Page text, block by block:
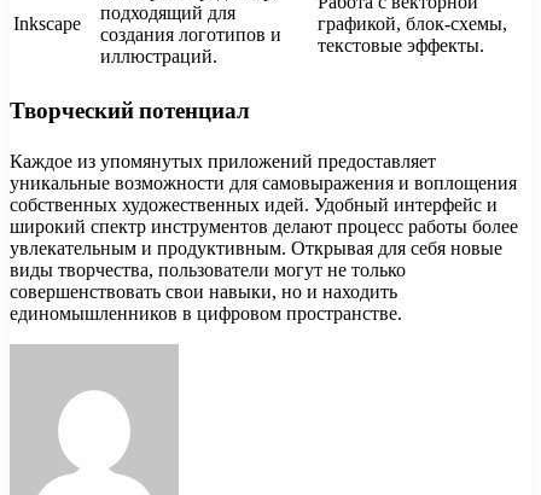
Inkscape
подходящий для
создания логотипов и
иллюстраций.
графикой, блок-схемы,
текстовые эффекты.
Творческий потенциал
Каждое из упомянутых приложений предоставляет
уникальные возможности для самовыражения и воплощения
собственных художественных идей. Удобный интерфейс и
широкий спектр инструментов делают процесс работы более
увлекательным и продуктивным. Открывая для себя новые
виды творчества, пользователи могут не только
совершенствовать свои навыки, но и находить
единомышленников в цифровом пространстве.